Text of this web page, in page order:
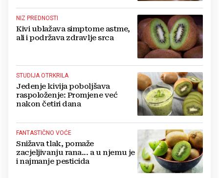
NIZ PREDNOSTI
Kivi ublažava simptome astme,
ali i podržava zdravlje srca
STUDIJA OTRKRILA
Jedenje kivija poboljšava
raspoloženje: Promjene već
nakon četiri dana
FANTASTIČNO VOĆE
Snižava tlak, pomaže
zacjeljivanju rana... a u njemu je
i najmanje pesticida